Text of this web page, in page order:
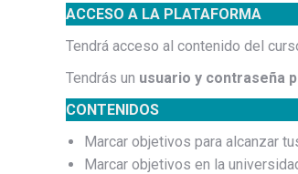
ACCESO A LA PLATAFORMA
Tendrá acceso al contenido del
Tendrás un usuario y contraseña
CONTENIDOS
Marcar objetivos para alcanzar
Marcar objetivos en la